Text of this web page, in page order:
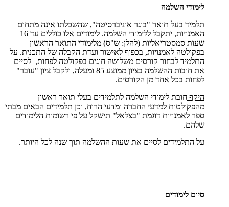
לימודי השלמה
תלמיד בעל תואר "בוגר אוניברסיטה", שהשכלתו אינה מתחום
האמנויות, יתקבל ללימודי השלמה. לימודים אלו כוללים עד 16
שעות סמסטריאליות (להלן: ש"ס) מלימודי התואר הראשון
בפקולטה לאמנויות, בכפוף לאישור ועדת הקבלה של התכנית. על
התלמיד לבחור קורסים משלושה חוגים בפקולטה לפחות, לסיים
את חובות ההשלמה בציון ממוצע 85 ומעלה, ולקבל ציון "עובר"
לפחות בכל אחד מן הקורסים.
היקף חובת לימודי השלמה לתלמידים בעלי תואר ראשון
מהפקולטות למדעי החברה ומדעי הרוח, וכן תלמידים הבאים מבתי
ספר לאמנויות דוגמת "בצלאל" תישקל על פי רשומות הלימודים
שלהם.
על התלמידים לסיים את שעות ההשלמה תוך שנה לכל היותר.
סיום לימודים